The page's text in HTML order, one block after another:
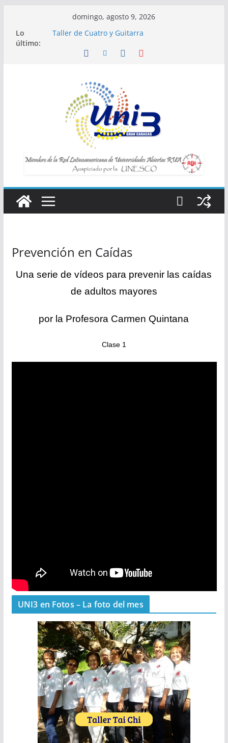
contenido
domingo, agosto 9, 2026
Lo
último:
Taller de Cuatro y Guitarra
Inscripciones para Talleres UNI3
bienestar
Prevención en Caídas
Una serie de vídeos para prevenir las caídas
de adultos mayores
por la Profesora Carmen Quintana
Clase 1
UNI3 en Fotos – La foto del mes